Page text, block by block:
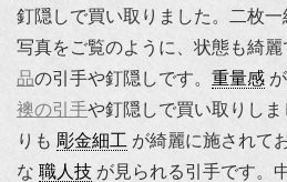
釘隠しで買い取りました。二枚一
写真をご覧のように、状態も綺
品の引手や釘隠しです。 重量感
襖の引手や釘隠しで買い取りし
りも 彫金細工 が綺麗に施されて
な 職人技 が見られる引手です。